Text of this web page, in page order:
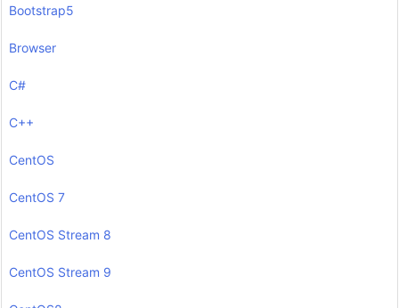
Bootstrap5
Browser
C#
C++
CentOS
CentOS 7
CentOS Stream 8
CentOS Stream 9